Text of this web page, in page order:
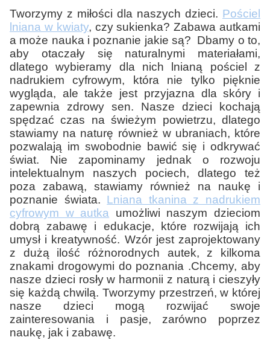
Tworzymy z miłości dla naszych dzieci. Pościel
lniana w kwiaty, czy sukienka? Zabawa autkami
a może nauka i poznanie jakie są? Dbamy o to,
aby otaczały się naturalnymi materiałami,
dlatego wybieramy dla nich lnianą pościel z
nadrukiem cyfrowym, która nie tylko pięknie
wygląda, ale także jest przyjazna dla skóry i
zapewnia zdrowy sen. Nasze dzieci kochają
spędzać czas na świeżym powietrzu, dlatego
stawiamy na naturę również w ubraniach, które
pozwalają im swobodnie bawić się i odkrywać
świat. Nie zapominamy jednak o rozwoju
intelektualnym naszych pociech, dlatego też
poza zabawą, stawiamy również na naukę i
poznanie świata. Lniana tkanina z nadrukiem
cyfrowym w autka umożliwi naszym dzieciom
dobrą zabawę i edukacje, które rozwijają ich
umysł i kreatywność. Wzór jest zaprojektowany
z dużą ilość różnorodnych autek, z kilkoma
znakami drogowymi do poznania .Chcemy, aby
nasze dzieci rosły w harmonii z naturą i cieszyły
się każdą chwilą. Tworzymy przestrzeń, w której
nasze dzieci mogą rozwijać swoje
zainteresowania i pasje, zarówno poprzez
naukę, jak i zabawę.